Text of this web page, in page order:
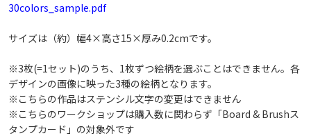
30colors_sample.pdf
サイズは（約）幅4×高さ15×厚み0.2cmです。
※3枚(=1セット)のうち、1枚ずつ絵柄を選ぶことはできません。各
デザインの画像に映った3種の絵柄となります。
※こちらの作品はステンシル文字の変更はできません
※こちらのワークショップは購入数に関わらず「Board & Brushス
タンプカード」の対象外です